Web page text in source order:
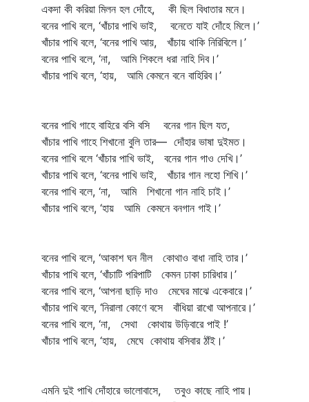
একদা কী করিয়া মিলন হল দোঁহে, কী ছিল বিধাতার মনে।
বনের পাখি বলে, ‘খাঁচার পাখি ভাই, বনেতে যাই দোঁহে মিলে।’
খাঁচার পাখি বলে, ‘বনের পাখি আয়, খাঁচায় থাকি নিরিবিলে।’
বনের পাখি বলে, ‘না, আমি শিকলে ধরা নাহি দিব।’
খাঁচার পাখি বলে, ‘হায়, আমি কেমনে বনে বাহিরিব।’
বনের পাখি গাহে বাহিরে বসি বসি বনের গান ছিল যত,
খাঁচার পাখি গাহে শিখানো বুলি তার— দোঁহার ভাষা দুইমত।
বনের পাখি বলে ‘খাঁচার পাখি ভাই, বনের গান গাও দেখি।’
খাঁচার পাখি বলে, ‘বনের পাখি ভাই, খাঁচার গান লহো শিখি।’
বনের পাখি বলে, ‘না, আমি শিখানো গান নাহি চাই।’
খাঁচার পাখি বলে, ‘হায় আমি কেমনে বনগান গাই।’
বনের পাখি বলে, ‘আকাশ ঘন নীল কোথাও বাধা নাহি তার।’
খাঁচার পাখি বলে, ‘খাঁচাটি পরিপাটি কেমন ঢাকা চারিধার।’
বনের পাখি বলে, ‘আপনা ছাড়ি দাও মেঘের মাঝে একেবারে।’
খাঁচার পাখি বলে, ‘নিরালা কোণে বসে বাঁধিয়া রাখো আপনারে।’
বনের পাখি বলে, ‘না, সেথা কোথায় উড়িবারে পাই !’
খাঁচার পাখি বলে, ‘হায়, মেঘে কোথায় বসিবার ঠাঁই।’
এমনি দুই পাখি দোঁহারে ভালোবাসে, তবুও কাছে নাহি পায়।